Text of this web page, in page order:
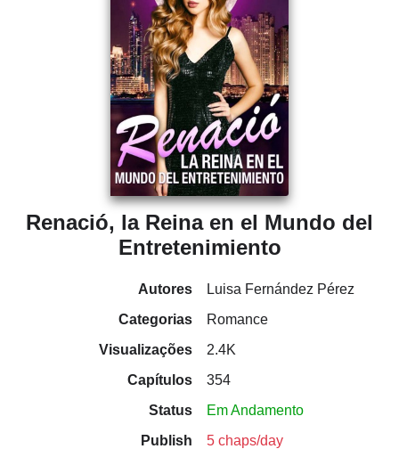
Renació, la Reina en el Mundo del
Entretenimiento
Autores
Luisa Fernández Pérez
Categorias
Romance
Visualizações
2.4K
Capítulos
354
Status
Em Andamento
Publish
5 chaps/day